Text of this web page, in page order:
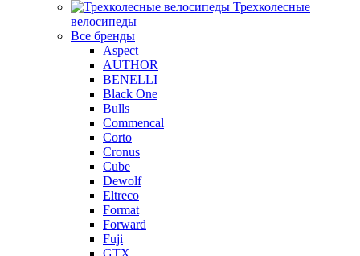
Трехколесные
велосипеды
Все бренды
Aspect
AUTHOR
BENELLI
Black One
Bulls
Commencal
Corto
Cronus
Cube
Dewolf
Eltreco
Format
Forward
Fuji
GTX